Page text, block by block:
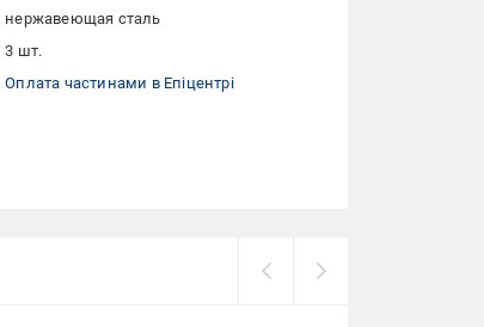
нержавеющая сталь
3 шт.
Оплата частинами в Епіцентрі